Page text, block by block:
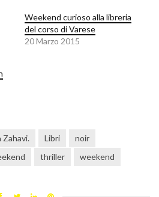
Weekend curioso alla libreria
del corso di Varese
20 Marzo 2015
Zahavi. Libri
noir
thriller weekend